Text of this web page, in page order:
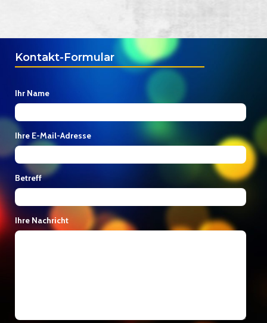
Kontakt-Formular
Ihr Name
Ihre E-Mail-Adresse
Betreff
Ihre Nachricht